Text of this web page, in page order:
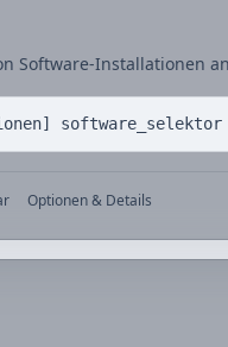
Software-Installationen
software_selektor
Optionen & Details